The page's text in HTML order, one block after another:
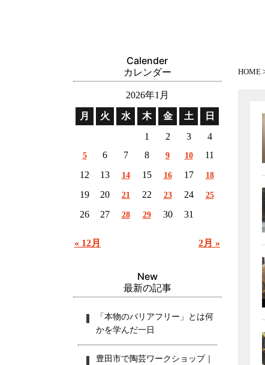
HOME
Calender
カレンダー
2026年1月
月 火 水 木 金 土 日
« 12月 2月 »
1 2 3 4
5 6 7 8 9 10
11
12
13 14 15 16 17 18
19 20 21 22 23 24 25
26 27 28 29 30 31
New
最新の記事
「本物のバリアフリー」とは何
かを学んだ一日
豊田市で陶芸ワークショップ｜